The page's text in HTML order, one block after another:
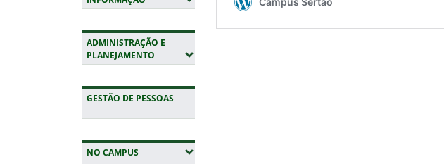
ADMINISTRAÇÃO E
PLANEJAMENTO (EXPANDIR SUBMENUS)
GESTÃO DE PESSOAS
NO CAMPUS (EXPANDIR SUBMENUS)